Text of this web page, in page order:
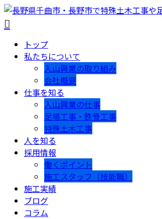
トップ
私たちについて
入山興業の取り組み
会社概要
仕事を知る
入山興業の仕事
足場工事・鉄骨工事
特殊土木工事
人を知る
採用情報
働くポイント
施工スタッフ（技能職）
施工実績
ブログ
コラム